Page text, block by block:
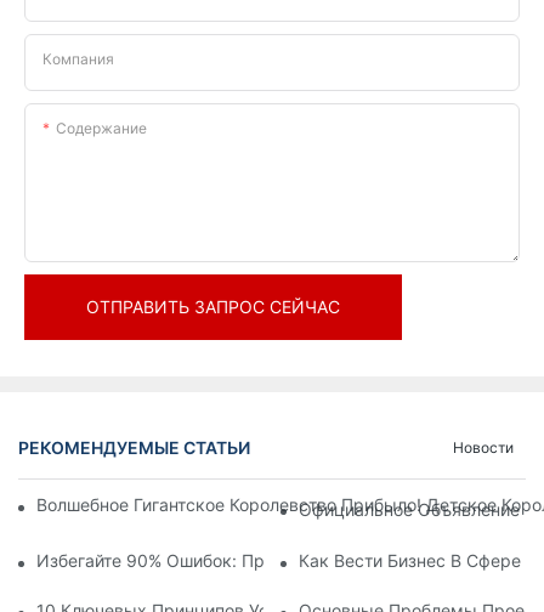
Компания
Содержание
ОТПРАВИТЬ ЗАПРОС СЕЙЧАС
РЕКОМЕНДУЕМЫЕ СТАТЬИ Новости
Волшебное Гигантское Королевство Прибыло! Детское
Официальное Объявление |
Избегайте 90% Ошибок: При Инвестировании В
Как Вести Бизнес В Сфере